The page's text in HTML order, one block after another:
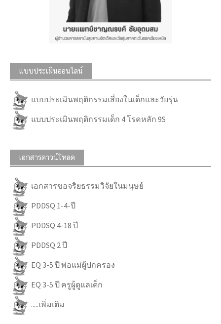
แบบประเมินออนไลน์
แบบประเมินพฤติกรรมเสี่ยงในเด็กและวัยรุ่น
แบบประเมินพฤติกรรมเด็ก 4 โรคหลัก 9S
เอกสารดาวน์โหลด
เอกสารขอจริยธรรมวิจัยในมนุษย์
PDDSQ 1-4-ปี
PDDSQ 4-18 ปี
PDDSQ 2 ปี
EQ 3-5 ปี พ่อแม่ผู้ปกครอง
EQ 3-5 ปี ครูผู้ดูแลเด็ก
.....เพิ่มเติม